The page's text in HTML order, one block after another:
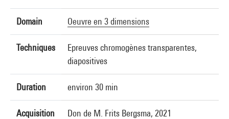
Domain Oeuvre en 3 dimensions
Techniques
Epreuves chromogènes transparentes,
diapositives
Duration environ 30 min
Acquisition Don de M. Frits Bergsma, 2021